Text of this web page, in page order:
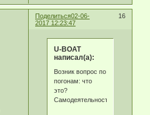
Поделиться 16
02-06-
2017 12:23:47
U-BOAT
написал(а):
Возник вопрос по
погонам: что
это?
Самодеятельность?